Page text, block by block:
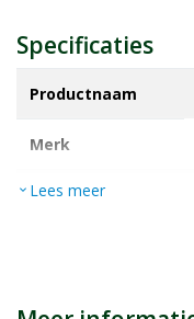
Specificaties
Productnaam
Merk
EAN
expand_more Lees meer